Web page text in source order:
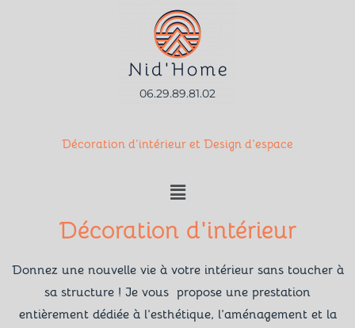
06.29.89.81.02
Décoration d’intérieur et Design d’espace
Décoration d'intérieur
Donnez une nouvelle vie à votre intérieur sans toucher à
sa structure ! Je vous propose une prestation
entièrement dédiée à l’esthétique, l’aménagement et la